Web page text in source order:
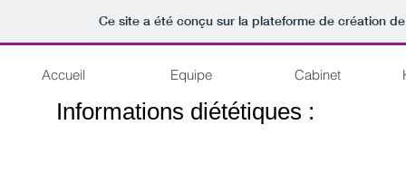
Ce site a été conçu sur la plateforme de création
Accueil Equipe Cabinet
Informations diététiques :